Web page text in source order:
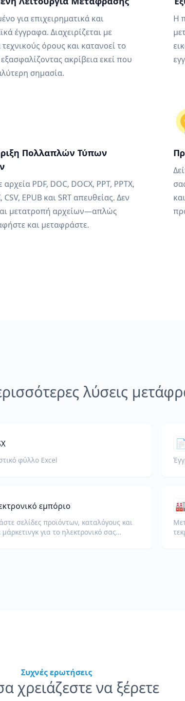
για επιχειρηματικά και
έγγραφα. Διαχειρίζεται με
τεχνικούς όρους και κατανοεί το
ακρίβεια εκεί που
σημασία.
Η
Πολλαπλών Τύπων
PDF, DOC, DOCX, PPT, PPTX,
CSV, EPUB και SRT απευθείας. Δεν
μετατροπή αρχείων—απλώς
και μεταφράστε.
λύσεις
φύλλο Excel
εμπόριο
σελίδες προϊόντων, καταλόγους και
για το ηλεκτρονικό σας
Συχνές ερωτήσεις
χρειάζεστε να ξέρετε